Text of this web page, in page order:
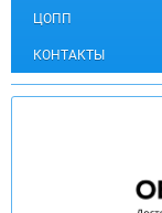
ЦОПП
КОНТАКТЫ